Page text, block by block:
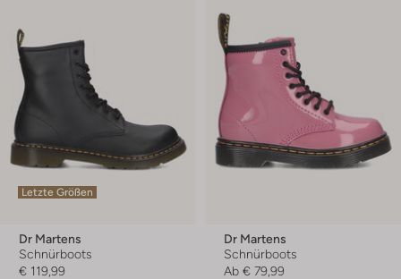
Letzte Größen
Dr Martens
Schnürboots
€ 119,99
Dr Martens
Schnürboots
Ab € 79,99